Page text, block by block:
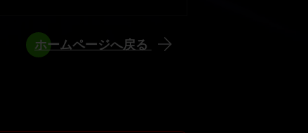
ホームページへ戻る